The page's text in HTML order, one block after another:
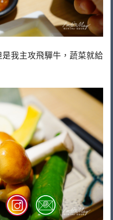
我主攻飛驒牛，蔬菜就給